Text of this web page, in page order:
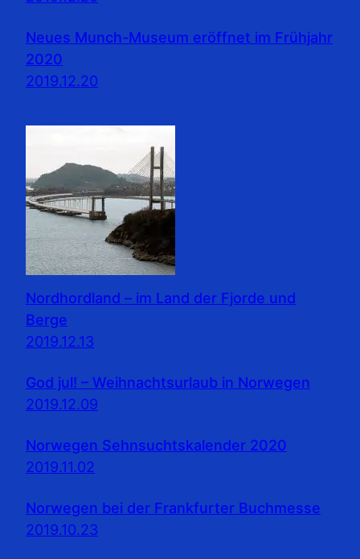
Neues Munch-Museum eröffnet im Frühjahr
2020
2019.12.20
Nordhordland – im Land der Fjorde und
Berge
2019.12.13
God jul! – Weihnachtsurlaub in Norwegen
2019.12.09
Norwegen Sehnsuchtskalender 2020
2019.11.02
Norwegen bei der Frankfurter Buchmesse
2019.10.23